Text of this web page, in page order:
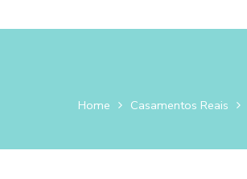
Home Casamentos Reais